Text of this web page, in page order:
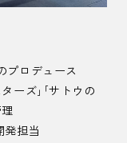
プロデュース
ーズ」「サトウの
発担当